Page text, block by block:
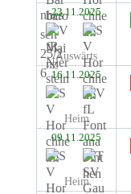
23.11.2025
Auswärts
16.11.2025
Heim
09.11.2025
Heim